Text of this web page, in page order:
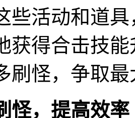
些活动和道
获得合击技
刷怪，争取
怪，提高效率